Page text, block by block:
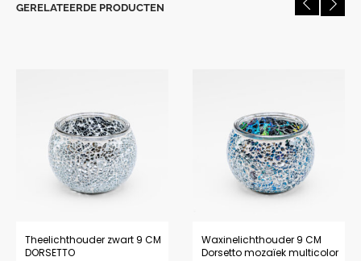
GERELATEERDE PRODUCTEN
Theelichthouder zwart 9 CM
DORSETTO
Waxinelichthouder 9 CM
Dorsetto mozaïek multicolor